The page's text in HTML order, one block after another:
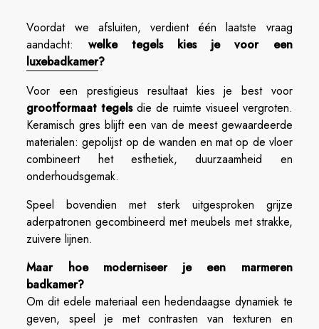
Voordat we afsluiten, verdient één laatste vraag
aandacht: welke tegels kies je voor een
luxebadkamer?
Voor een prestigieus resultaat kies je best voor
grootformaat tegelsdie de ruimte visueel vergroten.
Keramisch gres blijft een van de meest gewaardeerde
materialen: gepolijst op de wanden en mat op de vloer
combineert het esthetiek, duurzaamheid en
onderhoudsgemak.
Speel bovendien met sterk uitgesproken grijze
aderpatronen gecombineerd met meubels met strakke,
zuivere lijnen.
Maar hoe moderniseer je een marmeren
badkamer?
Om dit edele materiaal een hedendaagse dynamiek te
geven, speel je met contrasten van texturen en